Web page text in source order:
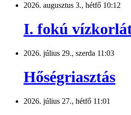
2026. augusztus 3., hétfő 10:12
I. fokú
2026. július 29., szerda 11:03
Hőségriasztás
2026. július 27., hétfő 11:01